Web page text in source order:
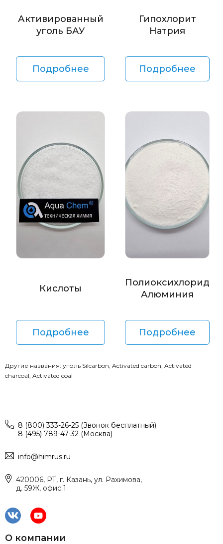
Активированный
уголь БАУ
Подробнее
Гипохлорит
Натрия
Подробнее
Кислоты
Подробнее
Полиоксихлорид
Алюминия
Подробнее
Другие названия: уголь Silcarbon, Activated carbon, Activated
charcoal, Activated coal
8 (800) 333-26-25 (Звонок бесплатный)
8 (495) 789-47-32 (Москва)
info@himrus.ru
420006, РТ, г. Казань, ул. Рахимова,
д. 59Ж, офис 1
О компании